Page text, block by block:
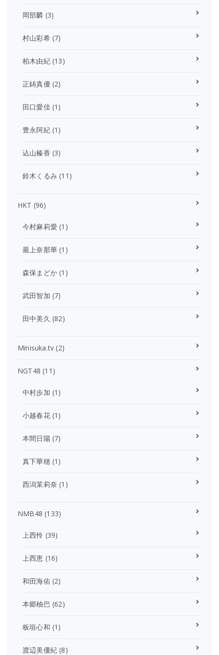
岡部麟 (3)
村山彩希(7)
柏木由紀(13)
正鋳真優(2)
田口愛佳(1)
豊永阿紀(1)
込山榛香 (3)
鈴木くるみ (11)
HKT (96)
今村麻莉愛 (1)
最上奈那華 (1)
森保まどか (1)
武田智加 (7)
田中美久 (82)
Minisuka.tv (2)
NGT48 (11)
中村歩加 (1)
小越春花(1)
本間日陽(7)
真下華穂(1)
西潟茉莉奈 (1)
NMB48 (133)
上西怜 (39)
上西恵 (16)
和田海佑(2)
本郷柚巴 (62)
板垣心和 (1)
渡辺美優紀 (8)